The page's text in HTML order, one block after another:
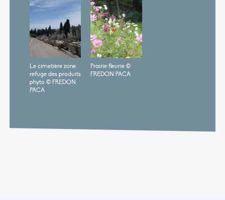
Le cimetière zone
refuge des produits
phyto © FREDON
PACA
Prairie fleurie ©
FREDON PACA